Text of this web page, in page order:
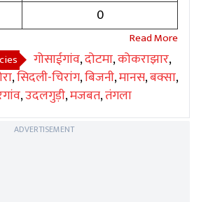
0
गोसाईगांव,दोटमा,कोकराझार,
,सिदली-चिरांग,बिजनी,मानस,बक्सा,
,उदलगुड़ी,मजबत,तंगला
ADVERTISEMENT